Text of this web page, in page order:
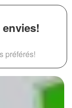
préférés!